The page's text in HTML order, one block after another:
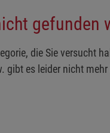
gefunden
die Sie versucht
gibt es leider nicht mehr